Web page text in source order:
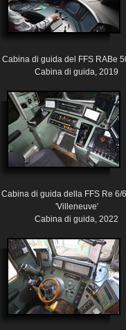
Cabina di guida del FFS RABe
Cabina di guida, 2019
Cabina di guida della FFS Re 6/
'Villeneuve'
Cabina di guida, 2022